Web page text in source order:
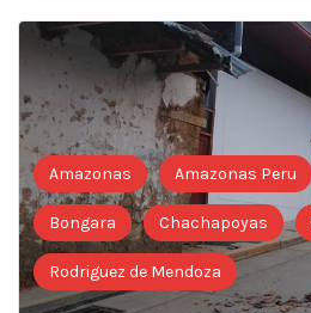
Amazonas Amazonas Peru
Bongara Chachapoyas
Rodriguez de Mendoza